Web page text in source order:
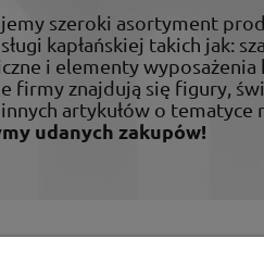
szeroki asortyment
kapłańskiej takich jak:
i elementy wyposażenia
firmy znajdują się figury,
artykułów o tematyce
udanych zakupów!